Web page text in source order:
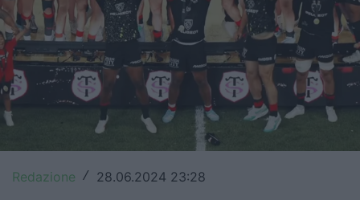
Premiership
Champions Cup
Challenge Cup
World Rugby
Redazione / 28.06.2024 23:28